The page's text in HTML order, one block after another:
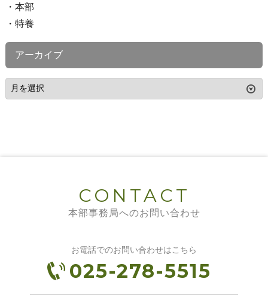
本部
特養
アーカイブ
CONTACT
本部事務局へのお問い合わせ
お電話でのお問い合わせはこちら
025-278-5515